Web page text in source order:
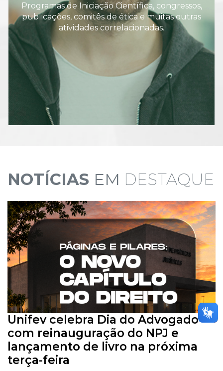
Programas de Iniciação Científica, congressos,
publicações, comitês de ética e muitas outras
atividades correlacionadas.
NOTÍCIAS EM DESTAQUE
Unifev celebra Dia do Advogado
com reinauguração do NPJ e
lançamento de livro na próxima
terça-feira